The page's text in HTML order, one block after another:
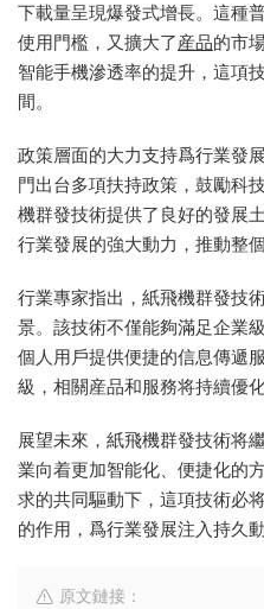
下載量呈現爆發式增長。這種
使用門檻，又擴大了産品的市
智能手機滲透率的提升，這項
間。
政策層面的大力支持爲行業發
門出台多項扶持政策，鼓勵科
機群發技術提供了良好的發展
行業發展的強大動力，推動整
行業專家指出，紙飛機群發技
景。該技術不僅能夠滿足企業
個人用戶提供便捷的信息傳遞
級，相關産品和服務将持續優
展望未來，紙飛機群發技術将
業向着更加智能化、便捷化的
求的共同驅動下，這項技術必
的作用，爲行業發展注入持久動
原文鏈接：